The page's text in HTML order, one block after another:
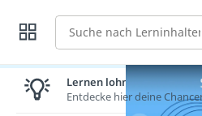
Suche
Lernen lohnt sich!
Entdecke hier deine